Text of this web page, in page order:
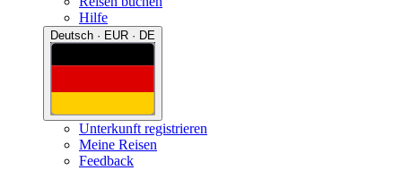
Hilfe
Deutsch · EUR · DE
Unterkunft registrieren
Meine Reisen
Feedback